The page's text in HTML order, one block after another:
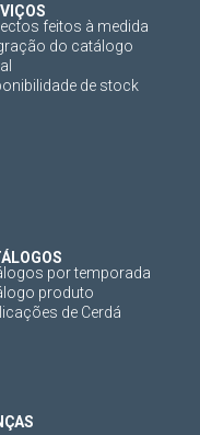
feitos à medida
do catálogo
de stock
por temporada
produto
de Cerdá